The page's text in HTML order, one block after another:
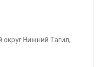
округ Нижний Тагил,